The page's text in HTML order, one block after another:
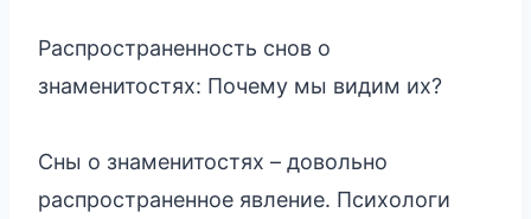
Распространенность снов о
знаменитостях: Почему мы видим их?
Сны о знаменитостях – довольно
распространенное явление. Психологи